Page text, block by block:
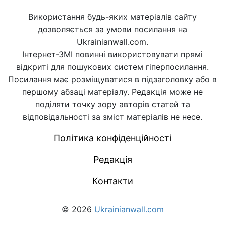
Використання будь-яких матеріалів сайту
дозволяється за умови посилання на
Ukrainianwall.com.
Інтернет-ЗМІ повинні використовувати прямі
відкриті для пошукових систем гіперпосилання.
Посилання має розміщуватися в підзаголовку або в
першому абзаці матеріалу. Редакція може не
поділяти точку зору авторів статей та
відповідальності за зміст матеріалів не несе.
Політика конфіденційності
Редакція
Контакти
© 2026 Ukrainianwall.com